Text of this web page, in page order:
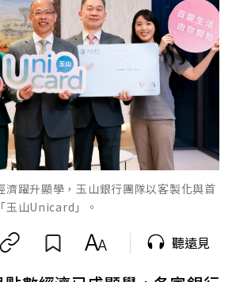
濟躍升顯學，玉山銀行團隊以客製化與首
玉山Unicard」。
聽遠見